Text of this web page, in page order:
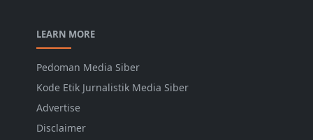
LEARN MORE
Pedoman Media Siber
Kode Etik Jurnalistik Media Siber
Advertise
Disclaimer